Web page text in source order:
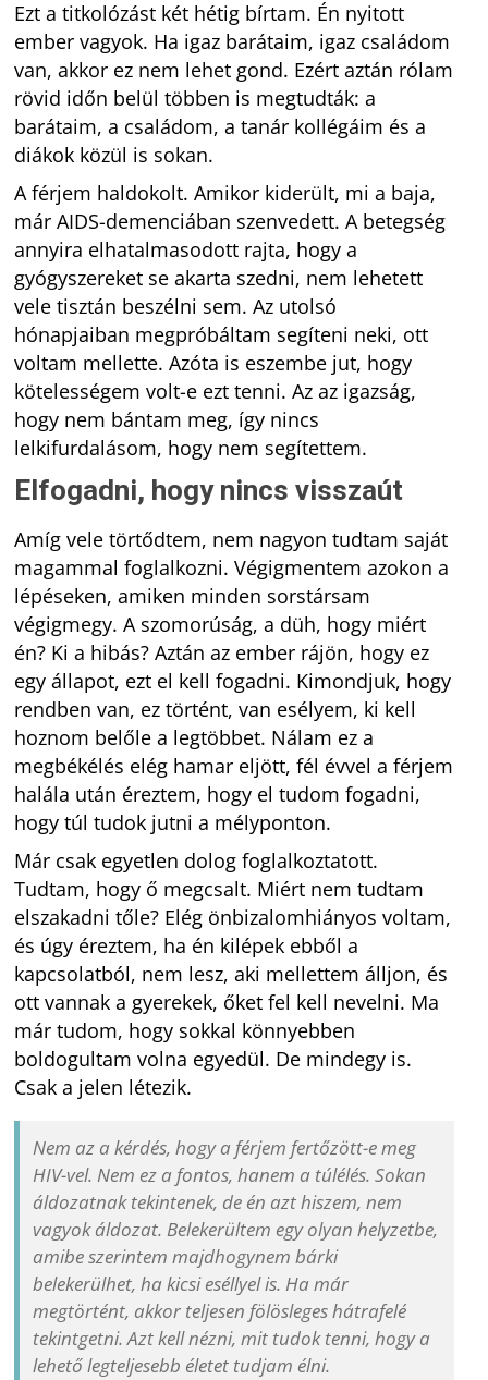
Ezt a titkolózást két hétig bírtam. Én nyitott
ember vagyok. Ha igaz barátaim, igaz családom
van, akkor ez nem lehet gond. Ezért aztán rólam
rövid időn belül többen is megtudták: a
barátaim, a családom, a tanár kollégáim és a
diákok közül is sokan.
A férjem haldokolt. Amikor kiderült, mi a baja,
már AIDS-demenciában szenvedett. A betegség
annyira elhatalmasodott rajta, hogy a
gyógyszereket se akarta szedni, nem lehetett
vele tisztán beszélni sem. Az utolsó
hónapjaiban megpróbáltam segíteni neki, ott
voltam mellette. Azóta is eszembe jut, hogy
kötelességem volt-e ezt tenni. Az az igazság,
hogy nem bántam meg, így nincs
lelkifurdalásom, hogy nem segítettem.
Elfogadni, hogy nincs visszaút
Amíg vele törtődtem, nem nagyon tudtam saját
magammal foglalkozni. Végigmentem azokon a
lépéseken, amiken minden sorstársam
végigmegy. A szomorúság, a düh, hogy miért
én? Ki a hibás? Aztán az ember rájön, hogy ez
egy állapot, ezt el kell fogadni. Kimondjuk, hogy
rendben van, ez történt, van esélyem, ki kell
hoznom belőle a legtöbbet. Nálam ez a
megbékélés elég hamar eljött, fél évvel a férjem
halála után éreztem, hogy el tudom fogadni,
hogy túl tudok jutni a mélyponton.
Már csak egyetlen dolog foglalkoztatott.
Tudtam, hogy ő megcsalt. Miért nem tudtam
elszakadni tőle? Elég önbizalomhiányos voltam,
és úgy éreztem, ha én kilépek ebből a
kapcsolatból, nem lesz, aki mellettem álljon, és
ott vannak a gyerekek, őket fel kell nevelni. Ma
már tudom, hogy sokkal könnyebben
boldogultam volna egyedül. De mindegy is.
Csak a jelen létezik.
Nem az a kérdés, hogy a férjem fertőzött-e meg
HIV-vel. Nem ez a fontos, hanem a túlélés. Sokan
áldozatnak tekintenek, de én azt hiszem, nem
vagyok áldozat. Belekerültem egy olyan helyzetbe,
amibe szerintem majdhogynem bárki
belekerülhet, ha kicsi eséllyel is. Ha már
megtörtént, akkor teljesen fölösleges hátrafelé
tekintgetni. Azt kell nézni, mit tudok tenni, hogy a
lehető legteljesebb életet tudjam élni.